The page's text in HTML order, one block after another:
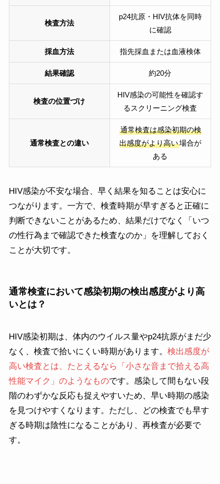
検査方法
p24抗原・HIV抗体を同時
に確認
採血方法 指先採血または血液検体
結果確認 約20分
検査の位置づけ
HIV感染の可能性を確認す
るスクリーニング検査
通常検査との違い
通常検査は感染初期の検
出感度がより高い場合が
ある
HIV感染が不安な場合、早く結果を知ることは安心に
つながります。一方で、検査時期が早すぎると正確に
判断できないことがあるため、結果だけでなく「いつ
の性行為まで確認できた検査なのか」を理解しておく
ことが大切です。
通常検査において感染初期の検出感度がより高
いとは？
HIV感染初期は、体内のウイルス量やp24抗原がまだ少
なく、検査で拾いにくい時期があります。 検出感度が
高い検査とは、たとえるなら「小さな音まで拾える高
性能マイク」のようなものです。感染して間もない段
階のわずかな反応も捉えやすいため、早い時期の感染
を見つけやすくなります。ただし、どの検査でも早す
ぎる時期は陰性になることがあり、再検査が必要で
す。